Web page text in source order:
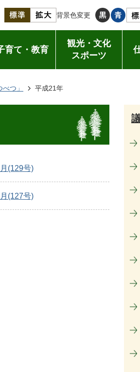
背景色変更
育て・教育
観光・文化
スポーツ
つ」 平成21年
(129号)
(127号)